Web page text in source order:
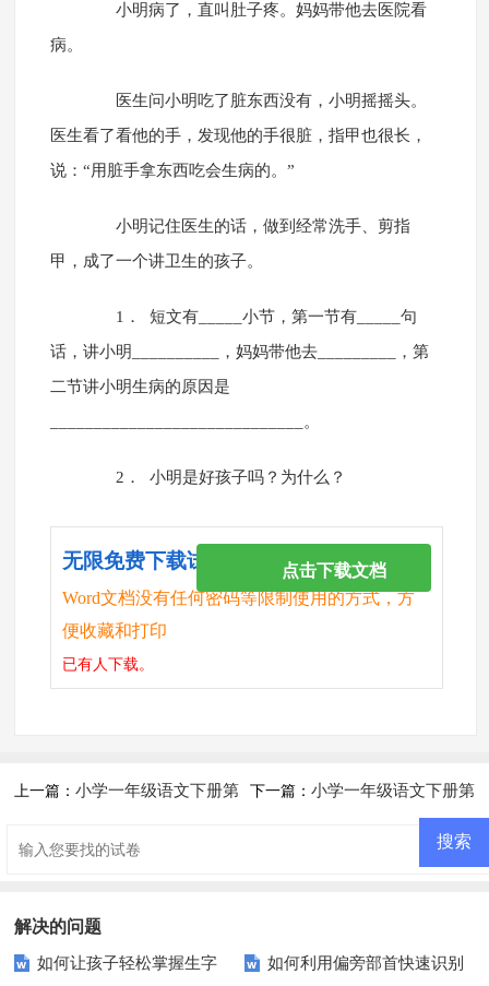
小明病了，直叫肚子疼。妈妈带他去医院看
病。
医生问小明吃了脏东西没有，小明摇摇头。
医生看了看他的手，发现他的手很脏，指甲也很长，
说：“用脏手拿东西吃会生病的。”
小明记住医生的话，做到经常洗手、剪指
甲，成了一个讲卫生的孩子。
1． 短文有_____小节，第一节有_____句
话，讲小明__________，妈妈带他去_________，第
二节讲小明生病的原因是
_____________________________。
2． 小明是好孩子吗？为什么？
无限免费下载试卷
Word文档没有任何密码等限制使用的方式，方
便收藏和打印
已有人下载。
点击下载文档
上一篇：小学一年级语文下册第 下一篇： 小学一年级语文下册第
解决的问题
如何让孩子轻松掌握生字
如何利用偏旁部首快速识别